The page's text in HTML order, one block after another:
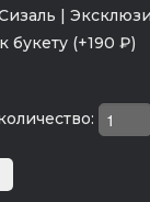
|
букету (+190 ₽)